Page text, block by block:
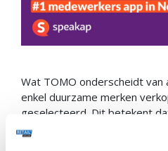
Wat TOMO onderscheidt van
enkel duurzame merken
geselecteerd. Dit betekent
vindt niet alleen goed zijn
planeet. In TOMO vind je